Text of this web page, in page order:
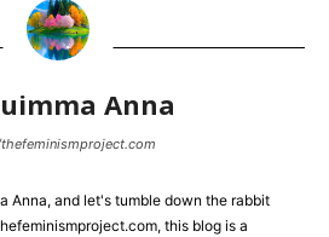
Anna
Anna, and let's tumble down the rabbit
this blog is a